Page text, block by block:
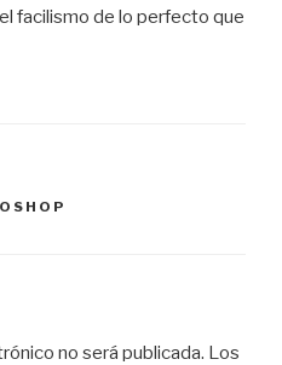
facilismo de lo perfecto que
no será publicada. Los